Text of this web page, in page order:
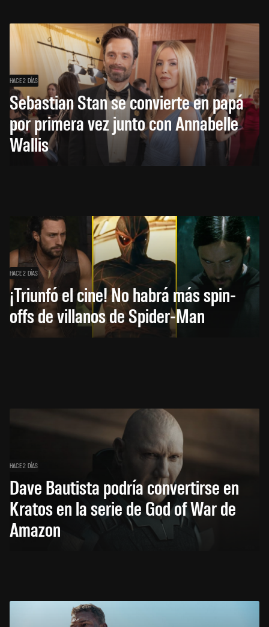
HACE 2 DÍAS
Sebastian Stan se convierte en papá
por primera vez junto con Annabelle
Wallis
HACE 2 DÍAS
¡Triunfó el cine! No habrá más spin-
offs de villanos de Spider-Man
HACE 2 DÍAS
Dave Bautista podría convertirse en
Kratos en la serie de God of War de
Amazon